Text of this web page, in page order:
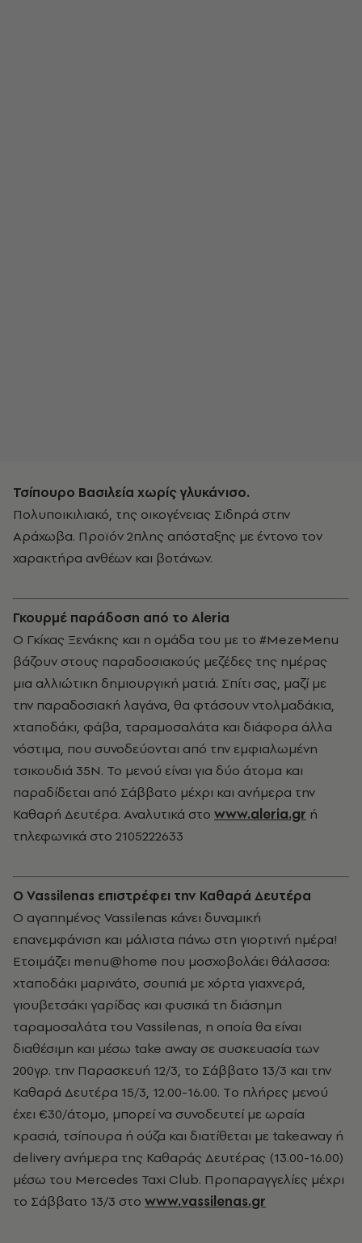
Τσίπουρο Βασιλεία χωρίς γλυκάνισο.
Πολυποικιλιακό, της οικογένειας Σιδηρά στην
Αράχωβα. Προϊόν 2πλης απόσταξης με έντονο τον
χαρακτήρα ανθέων και βοτάνων.
Γκουρμέ παράδοση από το Aleria
Ο Γκίκας Ξενάκης και η ομάδα του με το #MezeMenu
βάζουν στους παραδοσιακούς μεζέδες της ημέρας
μια αλλιώτικη δημιουργική ματιά. Σπίτι σας, μαζί με
την παραδοσιακή λαγάνα, θα φτάσουν ντολμαδάκια,
χταποδάκι, φάβα, ταραμοσαλάτα και διάφορα άλλα
νόστιμα, που συνοδεύονται από την εμφιαλωμένη
τσικουδιά 35Ν. Το μενού είναι για δύο άτομα και
παραδίδεται από Σάββατο μέχρι και ανήμερα την
Καθαρή Δευτέρα. Αναλυτικά στο www.aleria.gr ή
τηλεφωνικά στο 2105222633
O Vassilenas επιστρέφει την Καθαρά Δευτέρα
O αγαπημένος Vassilenas κάνει δυναμική
επανεμφάνιση και μάλιστα πάνω στη γιορτινή ημέρα!
Ετοιμάζει menu@home που μοσχοβολάει θάλασσα:
χταποδάκι μαρινάτο, σουπιά με χόρτα γιαχνερά,
γιουβετσάκι γαρίδας και φυσικά τη διάσημη
ταραμοσαλάτα του Vassilenas, η οποία θα είναι
διαθέσιμη και μέσω take away σε συσκευασία των
200γρ. την Παρασκευή 12/3, το Σάββατο 13/3 και την
Καθαρά Δευτέρα 15/3, 12.00-16.00. Tο πλήρες μενού
έχει €30/άτομο, μπορεί να συνοδευτεί με ωραία
κρασιά, τσίπουρα ή ούζα και διατίθεται με takeaway ή
delivery ανήμερα της Καθαράς Δευτέρας (13.00-16.00)
μέσω του Mercedes Taxi Club. Προπαραγγελίες μέχρι
το Σάββατο 13/3 στο www.vassilenas.gr